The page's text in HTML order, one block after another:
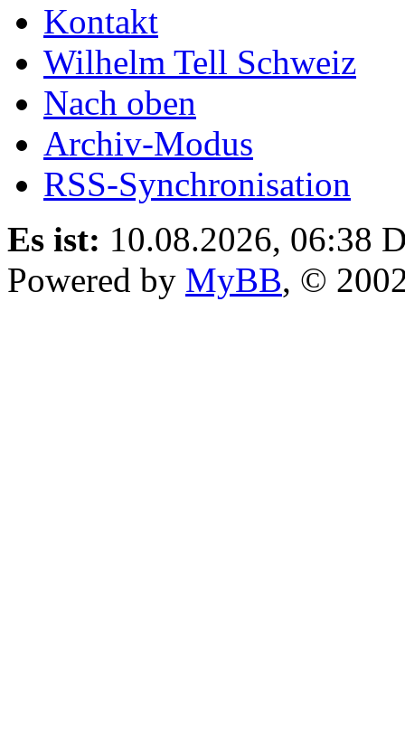
Kontakt
Wilhelm Tell Schweiz
Nach oben
Archiv-Modus
RSS-Synchronisation
Es ist: 10.08.2026, 06:38
Powered by MyBB, ©